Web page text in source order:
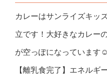
カレーはサンライズキッ
立です！大好きなカレー
が空っぽになっています☺
【離乳食完了】エネル